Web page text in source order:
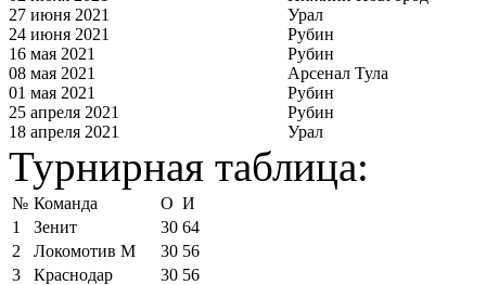
27 июня 2021
Урал
24 июня 2021
Рубин
16 мая 2021
Рубин
08 мая 2021
Арсенал Тула
01 мая 2021
Рубин
25 апреля 2021
Рубин
18 апреля 2021
Урал
Турнирная таблица:
№ Команда О И
1
Зенит 30 64
2
Локомотив М 30 56
3
Краснодар 30 56